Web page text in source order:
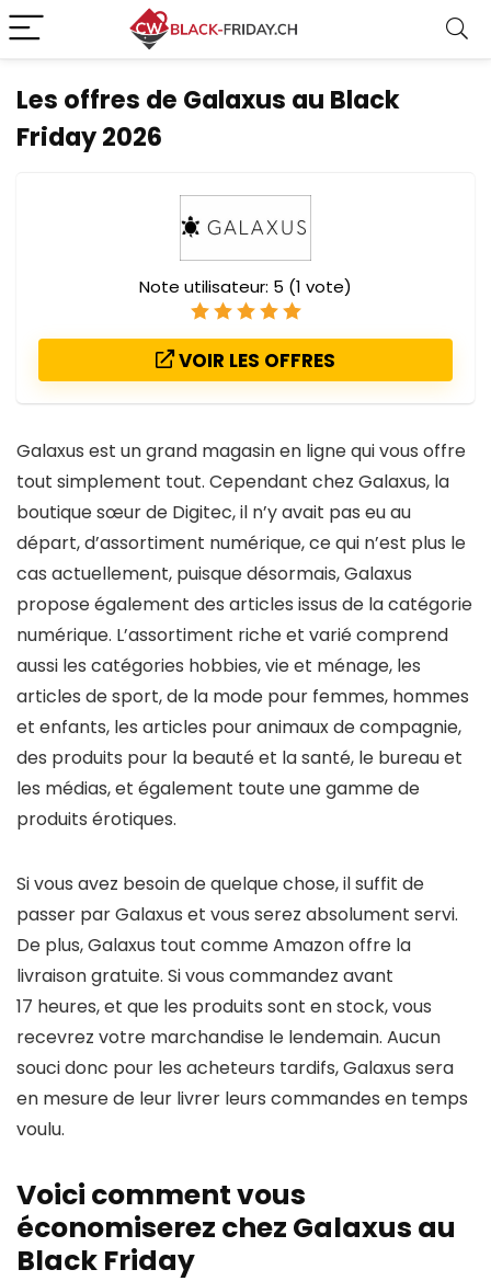
Les offres de Galaxus au Black
Friday 2026
Note utilisateur: 5 (1 vote)
VOIR LES OFFRES
Galaxus est un grand magasin en ligne qui vous offre
tout simplement tout. Cependant chez Galaxus, la
boutique sœur de Digitec, il n’y avait pas eu au
départ, d’assortiment numérique, ce qui n’est plus le
cas actuellement, puisque désormais, Galaxus
propose également des articles issus de la catégorie
numérique. L’assortiment riche et varié comprend
aussi les catégories hobbies, vie et ménage, les
articles de sport, de la mode pour femmes, hommes
et enfants, les articles pour animaux de compagnie,
des produits pour la beauté et la santé, le bureau et
les médias, et également toute une gamme de
produits érotiques.
Si vous avez besoin de quelque chose, il suffit de
passer par Galaxus et vous serez absolument servi.
De plus, Galaxus tout comme Amazon offre la
livraison gratuite. Si vous commandez avant
17 heures, et que les produits sont en stock, vous
recevrez votre marchandise le lendemain. Aucun
souci donc pour les acheteurs tardifs, Galaxus sera
en mesure de leur livrer leurs commandes en temps
voulu.
Voici comment vous
économiserez chez Galaxus au
Black Friday